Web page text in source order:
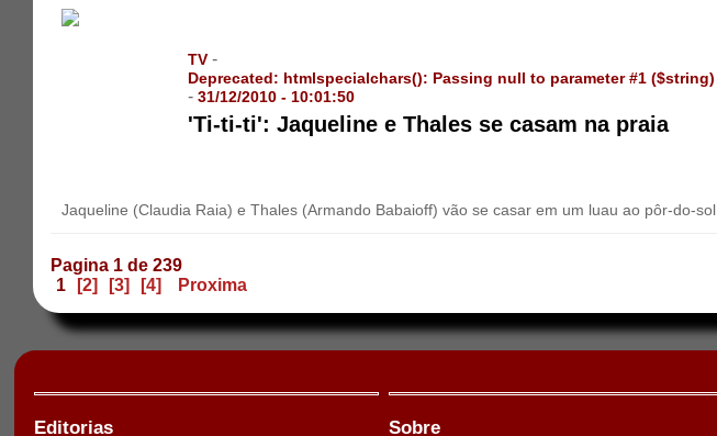
TV -
Deprecated: htmlspecialchars(): Passing null to parameter #1
-31/12/2010 - 10:01:50
'Ti-ti-ti': Jaqueline e Thales se casam na praia
Jaqueline (Claudia Raia) e Thales (Armando Babaioff) vão se casar em um luau ao pôr-do-sol
Pagina 1 de 239
1
[2] [3] [4] Proxima
Editorias Sobre